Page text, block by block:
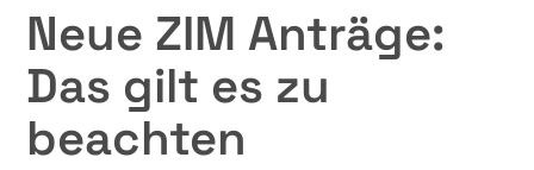
Neue ZIM Anträge:
Das gilt es zu
beachten